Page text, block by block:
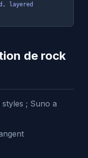
layered
de rock
; Suno a